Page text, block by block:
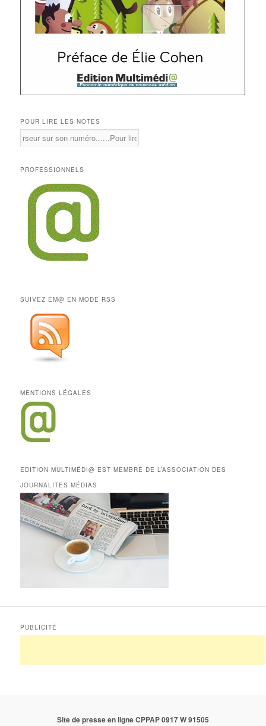
POUR LIRE LES NOTES
PROFESSIONNELS
SUIVEZ EM@ EN MODE RSS
MENTIONS LÉGALES
EDITION MULTIMÉDI@ EST MEMBRE DE L’ASSOCIATION DES
JOURNALITES MÉDIAS
PUBLICITÉ
Site de presse en ligne CPPAP 0917 W 91505